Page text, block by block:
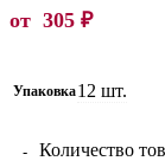
от 305 ₽
Упаковка12 шт.
Количество